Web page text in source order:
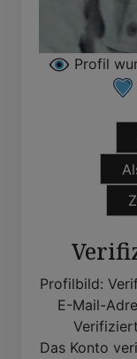
Profil
Profilbild:
E-Mail-
Das Konto